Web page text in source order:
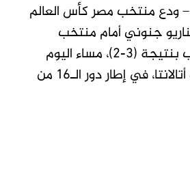
ودع منتخب مصر كأس العالم
جنوني أمام منتخب
الأرجنتين حامل اللقب بنتيجة (3-2)، مساء اليوم
(الثلاثاء)، على ملعب أتالانتا، في إطار دور الـ16 من